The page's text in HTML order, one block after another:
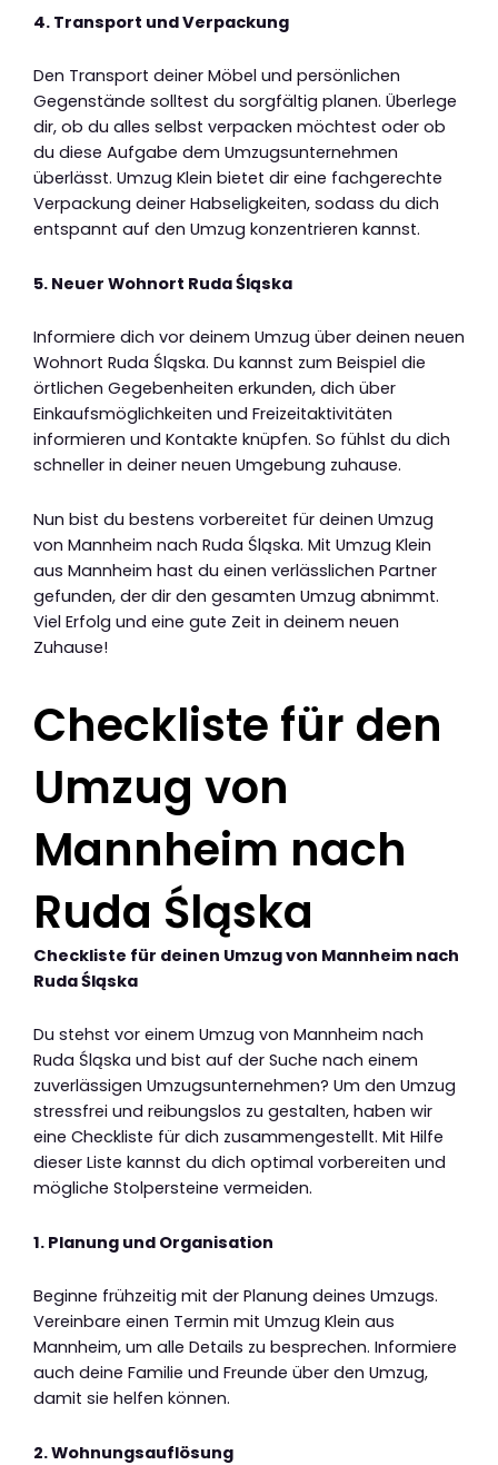
4. Transport und Verpackung
Den Transport deiner Möbel und persönlichen
Gegenstände solltest du sorgfältig planen. Überlege
dir, ob du alles selbst verpacken möchtest oder ob
du diese Aufgabe dem Umzugsunternehmen
überlässt. Umzug Klein bietet dir eine fachgerechte
Verpackung deiner Habseligkeiten, sodass du dich
entspannt auf den Umzug konzentrieren kannst.
5. Neuer Wohnort Ruda Śląska
Informiere dich vor deinem Umzug über deinen neuen
Wohnort Ruda Śląska. Du kannst zum Beispiel die
örtlichen Gegebenheiten erkunden, dich über
Einkaufsmöglichkeiten und Freizeitaktivitäten
informieren und Kontakte knüpfen. So fühlst du dich
schneller in deiner neuen Umgebung zuhause.
Nun bist du bestens vorbereitet für deinen Umzug
von Mannheim nach Ruda Śląska. Mit Umzug Klein
aus Mannheim hast du einen verlässlichen Partner
gefunden, der dir den gesamten Umzug abnimmt.
Viel Erfolg und eine gute Zeit in deinem neuen
Zuhause!
Checkliste für den
Umzug von
Mannheim nach
Ruda Śląska
Checkliste für deinen Umzug von Mannheim nach
Ruda Śląska
Du stehst vor einem Umzug von Mannheim nach
Ruda Śląska und bist auf der Suche nach einem
zuverlässigen Umzugsunternehmen? Um den Umzug
stressfrei und reibungslos zu gestalten, haben wir
eine Checkliste für dich zusammengestellt. Mit Hilfe
dieser Liste kannst du dich optimal vorbereiten und
mögliche Stolpersteine vermeiden.
1. Planung und Organisation
Beginne frühzeitig mit der Planung deines Umzugs.
Vereinbare einen Termin mit Umzug Klein aus
Mannheim, um alle Details zu besprechen. Informiere
auch deine Familie und Freunde über den Umzug,
damit sie helfen können.
2. Wohnungsauflösung